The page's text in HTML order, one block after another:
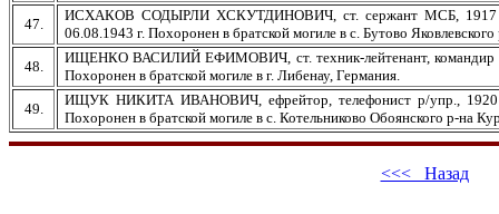
47.
ИСХАКОВ СОДЫРЛИ ХСКУТДИНОВИЧ, ст. сержант МСБ, 1917
06.08.1943 г. Похоронен в братской могиле в с. Бутово
48.
ИЩЕНКО ВАСИЛИЙ ЕФИМОВИЧ, ст. техник-лейтенант, командир
Похоронен в братской могиле в г. Либенау, Германия.
49.
ИЩУК НИКИТА ИВАНОВИЧ, ефрейтор, телефонист р/упр., 1920
Похоронен в братской могиле в с. Котельниково Обоянского р-на
<<< Назад